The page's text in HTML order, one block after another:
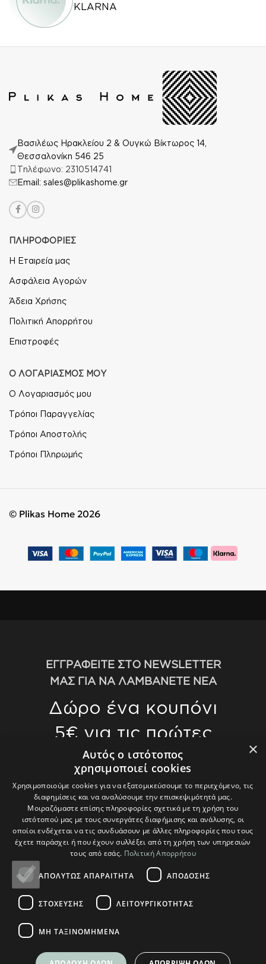
KLARNA
Βασιλέως Ηρακλείου 2 & Ουγκώ Βίκτωρος 14,
Θεσσαλονίκη 546 25
Τηλέφωνο: 2310514741
Email: sales@plikashome.gr
ΠΛΗΡΟΦΟΡΙΕΣ
Η Εταιρεία μας
Ασφάλεια Αγορών
Άδεια Χρήσης
Πολιτική Απορρήτου
Επιστροφές
Ο ΛΟΓΑΡΙΑΣΜΟΣ ΜΟΥ
Ο Λογαριασμός μου
Τρόποι Παραγγελίας
Τρόποι Αποστολής
Τρόποι Πληρωμής
© Plikas Home 2026
ΕΓΓΡΑΦΕΙΤΕ ΣΤΟ NEWSLETTER
ΜΑΣ ΓΙΑ ΝΑ ΛΑΜΒΑΝΕΤΕ ΝΕΑ
Δώρο ένα κουπόνι
5€ για τις πρώτες
αγορές σας άνω
των 70€
Γίνετε οι πρώτοι που θα μάθετε για τις
τελευταίες μας τάσεις και θα λάβετε
αποκλειστικές προσφορές.
Θα χρησιμοποιηθούν σύμφωνα με την δική μας
Πολιτική Απορρήτου
×
Αυτός ο ιστότοπος
χρησιμοποιεί cookies
Χρησιμοποιούμε cookies για να εξατομικεύσουμε το περιεχόμενο, τις
διαφημίσεις και να αναλύσουμε την επισκεψιμότητά μας.
Μοιραζόμαστε επίσης πληροφορίες σχετικά με τη χρήση του
ιστότοπού μας με τους συνεργάτες διαφήμισης και ανάλυσης, οι
οποίοι ενδέχεται να τις συνδυάσουν με άλλες πληροφορίες που τους
έχετε παράσχει ή που έχουν συλλέξει από τη χρήση των υπηρεσιών
τους από εσάς. Πολιτική Απορρήτου
ΑΠΟΛΎΤΩΣ ΑΠΑΡΑΊΤΗΤΑ ΑΠΌΔΟΣΗΣ
ΣΤΌΧΕΥΣΗΣ ΛΕΙΤΟΥΡΓΙΚΌΤΗΤΑΣ
ΜΗ ΤΑΞΙΝΟΜΗΜΈΝΑ